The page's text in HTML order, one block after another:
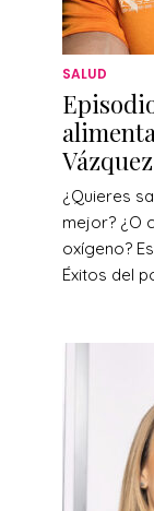
SALUD
Vázquez
¿Quieres
mejor? ¿O
oxígeno?
Éxitos del